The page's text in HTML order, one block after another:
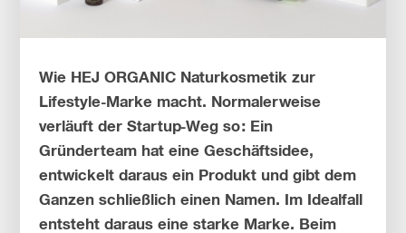
Wie HEJ ORGANIC Naturkosmetik zur
Lifestyle-Marke macht. Normalerweise
verläuft der Startup-Weg so: Ein
Gründerteam hat eine Geschäftsidee,
entwickelt daraus ein Produkt und gibt dem
Ganzen schließlich einen Namen. Im Idealfall
entsteht daraus eine starke Marke. Beim